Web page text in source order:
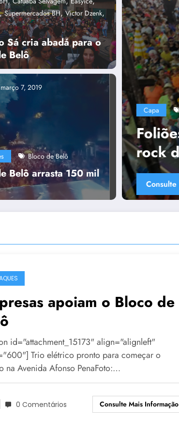
,Supermercados BH,Victor Dzenk,
Sá cria abadá para o
Belô
Bloco de Belô
Belô arrasta 150 mil
março 7, 2019
Bloco Putz Grilla
de samba com
apoiam o Bloco de
id="attachment_15173" align="alignleft"
Trio elétrico pronto para começar o
na Avenida Afonso PenaFoto:…
0 Comentários Consulte Mais Informação